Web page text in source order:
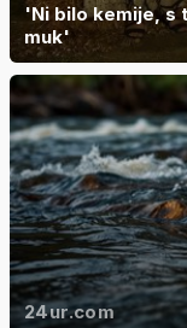
'Ni bilo kemije, s
muk'
24ur.com